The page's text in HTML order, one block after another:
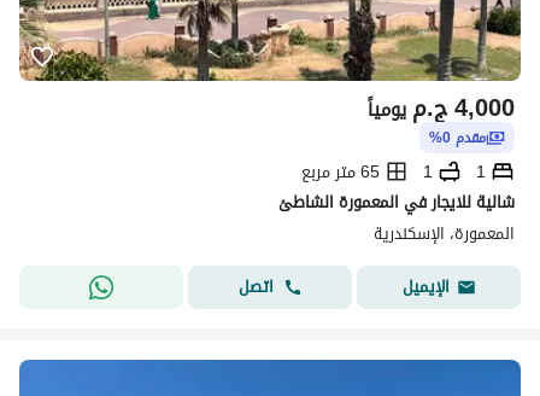
ج.م4,000 يومياً
مقدم 0%
1
1
65 متر مربع
شالية للايجار في المعمورة الشاطئ
المعمورة، الإسكندرية
الإيميل
اتصل